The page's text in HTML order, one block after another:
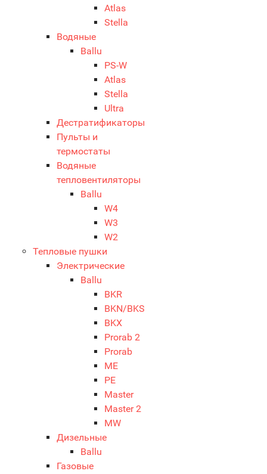
Atlas
Stella
Водяные
Ballu
PS-W
Atlas
Stella
Ultra
Дестратификаторы
Пульты и
термостаты
Водяные
тепловентиляторы
Ballu
W4
W3
W2
Тепловые пушки
Электрические
Ballu
BKR
BKN/BKS
BKX
Prorab 2
Prorab
ME
PE
Master
Master 2
MW
Дизельные
Ballu
Газовые